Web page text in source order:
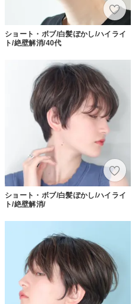
ショート・ボブ/白髪ぼかし/ハイライ
ト/絶壁解消/40代
ショート・ボブ/白髪ぼかし/ハイライ
ト/絶壁解消/